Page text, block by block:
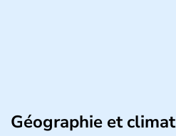
Géographie et climat